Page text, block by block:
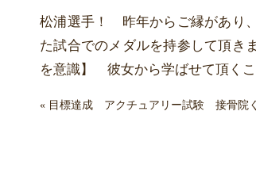
松浦選手！ 昨年からご縁があり
た試合でのメダルを持参して頂
を意識】 彼女から学ばせて頂く
« 目標達成 アクチュアリー試験 接骨院